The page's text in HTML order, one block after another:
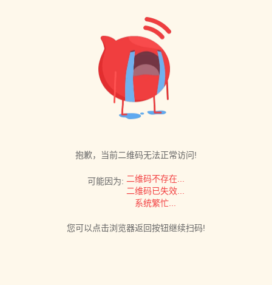
抱歉，当前二维码无法正常访问!
可能因为: 二维码不存在...
二维码已失效...
系统繁忙...
您可以点击浏览器返回按钮继续扫码!